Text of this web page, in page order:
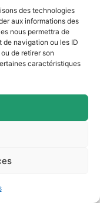
des technologies
aux informations des
nous permettra de
de navigation ou les ID
de retirer son
caractéristiques